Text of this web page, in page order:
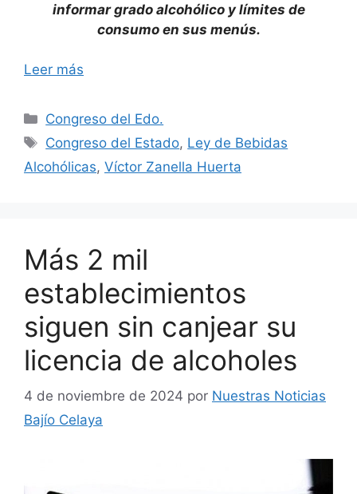
informar grado alcohólico y límites de
consumo en sus menús.
Leer más
Categorías
Congreso del Edo.
Etiquetas
Congreso del Estado, Ley de Bebidas
Alcohólicas, Víctor Zanella Huerta
Más 2 mil
establecimientos
siguen sin canjear su
licencia de alcoholes
4 de noviembre de 2024 por Nuestras Noticias
Bajío Celaya